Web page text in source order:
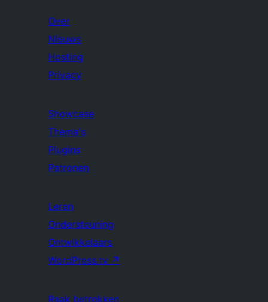
Over
Nieuws
Hosting
Privacy
Showcase
Thema's
Plugins
Patronen
Leren
Ondersteuning
Ontwikkelaars
WordPress.tv ↗
Raak betrokken